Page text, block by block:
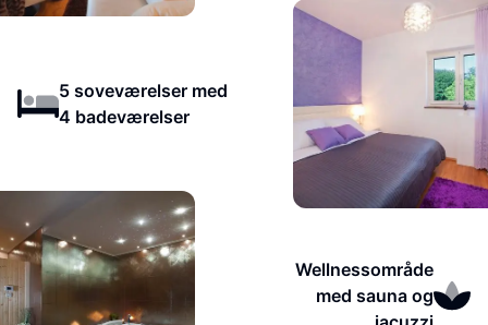
5 soveværelser med
4 badeværelser
Wellnessområde
med sauna og